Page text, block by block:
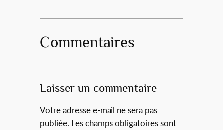
Commentaires
Laisser un commentaire
Votre adresse e-mail ne sera pas
publiée. Les champs obligatoires sont